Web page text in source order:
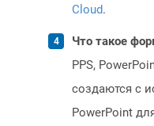
Cloud.
Что такое
PPS,
создаются с
PowerPoint